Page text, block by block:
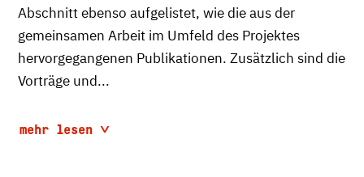
Abschnitt ebenso aufgelistet, wie die aus der
gemeinsamen Arbeit im Umfeld des Projektes
hervorgegangenen Publikationen. Zusätzlich sind die
Vorträge und...
mehr lesen